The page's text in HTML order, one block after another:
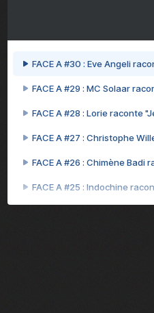
FACE A #30 : Eve Angeli
FACE A #29 : MC Solaar
FACE A #28 : Lorie raconte
FACE A #27 : Christophe
FACE A #26 : Chimène Badi
FACE A #25 : Indochine